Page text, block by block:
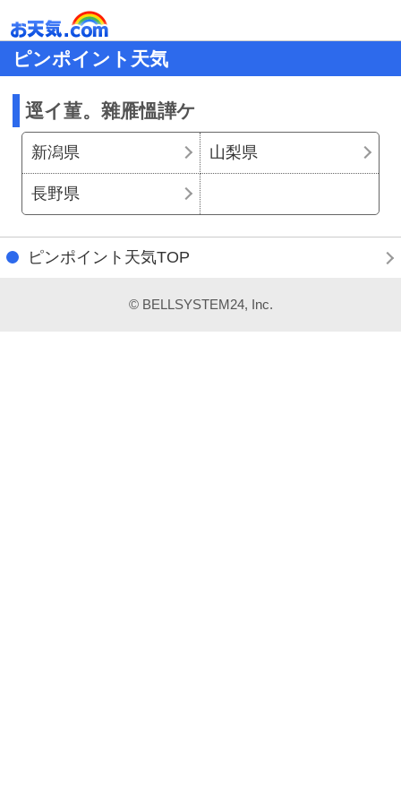
ピンポイント天気
逕イ菫。雜雁慍譁ケ
新潟県 山梨県
長野県
ピンポイント天気TOP
© BELLSYSTEM24, Inc.